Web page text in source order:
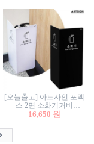
[오늘출고] 아트사인 포멕
스 2면 소화기커버
1470/1471/소화기커버/소
함/소화기거치대/소화기
16,650 원